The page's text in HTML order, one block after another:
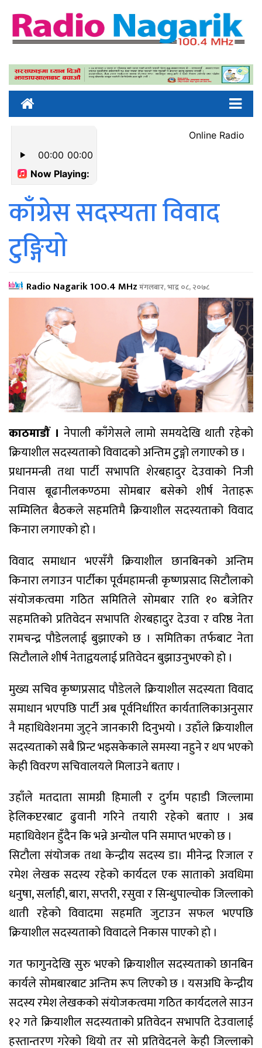
काँग्रेस सदस्यता विवाद
टुङ्गियो
Radio Nagarik 100.4 MHzमंगलबार, भाद्र ०८, २०७८
काठमाडौँ । नेपाली काँगेसले लामो समयदेखि थाती रहेको
क्रियाशील सदस्यताको विवादको अन्तिम टुङ्गो लगाएको छ ।
प्रधानमन्त्री तथा पार्टी सभापति शेरबहादुर देउवाको निजी
निवास बूढानीलकण्ठमा सोमबार बसेको शीर्ष नेताहरू
सम्मिलित बैठकले सहमतिमै क्रियाशील सदस्यताको विवाद
किनारा लगाएको हो ।
विवाद समाधान भएसँगै क्रियाशील छानबिनको अन्तिम
किनारा लगाउन पार्टीका पूर्वमहामन्त्री कृष्णप्रसाद सिटौलाको
संयोजकत्वमा गठित समितिले सोमबार राति १० बजेतिर
सहमतिको प्रतिवेदन सभापति शेरबहादुर देउवा र वरिष्ठ नेता
रामचन्द्र पौडेललाई बुझाएको छ । समितिका तर्फबाट नेता
सिटौलाले शीर्ष नेताद्वयलाई प्रतिवेदन बुझाउनुभएको हो ।
मुख्य सचिव कृष्णप्रसाद पौडेलले क्रियाशील सदस्यता विवाद
समाधान भएपछि पार्टी अब पूर्वनिर्धारित कार्यतालिकाअनुसार
नै महाधिवेशनमा जुट्ने जानकारी दिनुभयो । उहाँले क्रियाशील
सदस्यताको सबै प्रिन्ट भइसकेकाले समस्या नहुने र थप भएको
केही विवरण सचिवालयले मिलाउने बताए ।
उहाँले मतदाता सामग्री हिमाली र दुर्गम पहाडी जिल्लामा
हेलिकप्टरबाट ढुवानी गरिने तयारी रहेको बताए । अब
महाधिवेशन हुँदैन कि भन्ने अन्योल पनि समाप्त भएको छ ।
सिटौला संयोजक तथा केन्द्रीय सदस्य डा। मीनेन्द्र रिजाल र
रमेश लेखक सदस्य रहेको कार्यदल एक साताको अवधिमा
धनुषा, सर्लाही, बारा, सप्तरी, रसुवा र सिन्धुपाल्चोक जिल्लाको
थाती रहेको विवादमा सहमति जुटाउन सफल भएपछि
क्रियाशील सदस्यताको विवादले निकास पाएको हो ।
गत फागुनदेखि सुरु भएको क्रियाशील सदस्यताको छानबिन
कार्यले सोमबारबाट अन्तिम रूप लिएको छ । यसअघि केन्द्रीय
सदस्य रमेश लेखकको संयोजकत्वमा गठित कार्यदलले साउन
१२ गते क्रियाशील सदस्यताको प्रतिवेदन सभापति देउवालाई
हस्तान्तरण गरेको थियो तर सो प्रतिवेदनले केही जिल्लाको